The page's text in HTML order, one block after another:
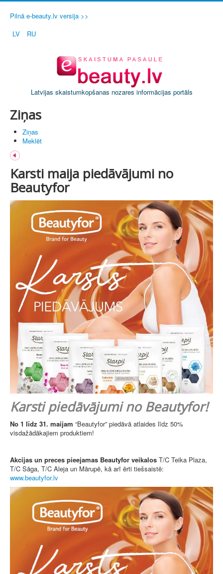
Pilnā e-beauty.lv versija >>
LV
RU
Latvijas skaistumkopšanas nozares informācijas portāls
Ziņas
Ziņas
Meklēt
Karsti maija piedāvājumi no
Beautyfor
Karsti piedāvājumi no Beautyfor!
No 1 līdz 31. maijam “Beautyfor” piedāvā atlaides līdz 50%
visdažādākajiem produktiem!
Akcijas un preces pieejamas Beautyfor veikalos T/C Teika Plaza,
T/C Sāga, T/C Aleja un Mārupē, kā arī ērti tiešsaistē:
www.beautyfor.lv